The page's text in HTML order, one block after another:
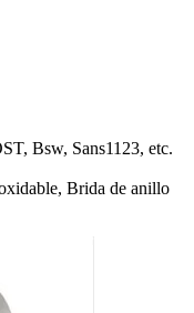
Bsw, Sans1123, etc.
Brida de anillo